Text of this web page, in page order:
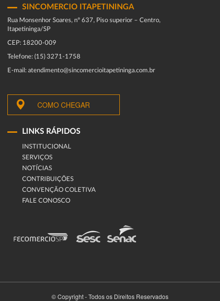
SINCOMERCIO ITAPETININGA
Rua Monsenhor Soares, nº 637, Piso superior – Centro,
Itapetininga/SP
CEP: 18200-009
Telefone: (15) 3271-1758
E-mail: atendimento@sincomercioitapetininga.com.br
COMO CHEGAR
LINKS RÁPIDOS
INSTITUCIONAL
SERVIÇOS
NOTÍCIAS
CONTRIBUIÇÕES
CONVENÇÃO COLETIVA
FALE CONOSCO
© Copyright - Todos os Direitos Reservados